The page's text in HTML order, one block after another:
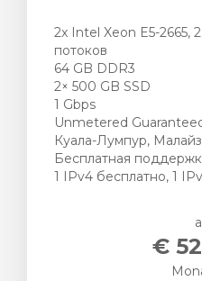
2x Intel Xeon E5-2665,
потоков
64 GB DDR3
2× 500 GB SSD
1 Gbps
Unmetered
Куала-Лумпур,
Бесплатная
1 IPv4 бесплатно, 1
€